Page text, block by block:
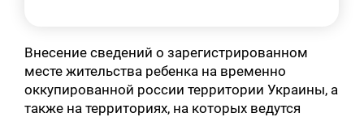
Внесение сведений о зарегистрированном
месте жительства ребенка на временно
оккупированной россии территории Украины, а
также на территориях, на которых ведутся